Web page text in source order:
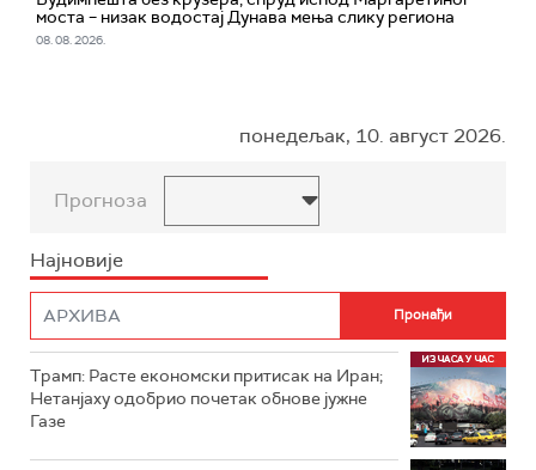
моста – низак водостај Дунава мења слику региона
08. 08. 2026.
понедељак, 10. август 2026.
Прогноза
Најновије
Трамп: Расте економски притисак на Иран;
Нетанјаху одобрио почетак обнове јужне
Газе